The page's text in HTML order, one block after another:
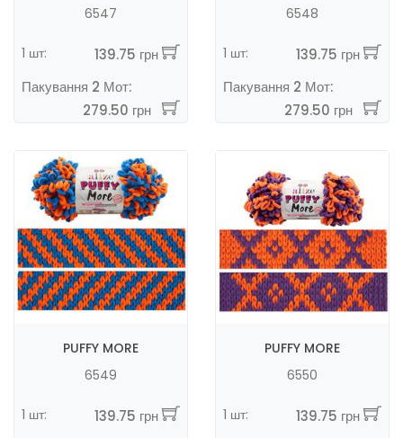
6547
1 шт:
139.75 грн
Пакування 2 Мот:
279.50 грн
6548
1 шт:
139.75 грн
Пакування 2 Мот:
279.50 грн
PUFFY MORE
6549
1 шт:
139.75 грн
PUFFY MORE
6550
1 шт:
139.75 грн